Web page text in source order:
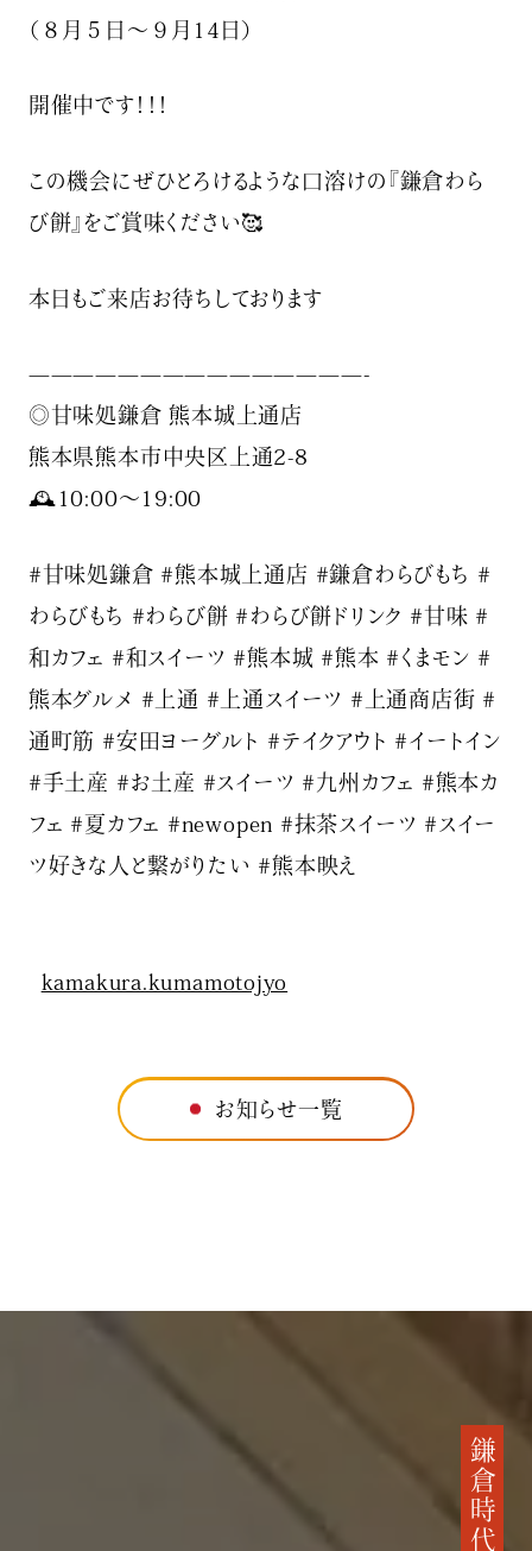
（８月５日～９月14日）
開催中です！！！
この機会にぜひとろけるような口溶けの『鎌倉わら
び餅』をご賞味ください🥰
本日もご来店お待ちしております
———————————————-
◎甘味処鎌倉 熊本城上通店
熊本県熊本市中央区上通2-8
🕰10:00〜19:00
#甘味処鎌倉 #熊本城上通店 #鎌倉わらびもち #
わらびもち #わらび餅 #わらび餅ドリンク #甘味 #
和カフェ #和スイーツ #熊本城 #熊本 #くまモン #
熊本グルメ #上通 #上通スイーツ #上通商店街 #
通町筋 #安田ヨーグルト #テイクアウト #イートイン
#手土産 #お土産 #スイーツ #九州カフェ #熊本カ
フェ #夏カフェ #newopen #抹茶スイーツ #スイー
ツ好きな人と繋がりたい #熊本映え
kamakura.kumamotojyo
お知らせ一覧